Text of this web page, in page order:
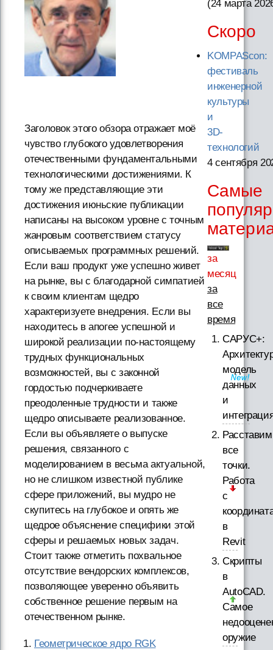
Заголовок этого обзора отражает моё
чувство глубокого удовлетворения
отечественными фундаментальными
технологическими достижениями. К
тому же представляющие эти
достижения июньские публикации
написаны на высоком уровне с точным
жанровым соответствием статусу
описываемых программных решений.
Если ваш продукт уже успешно живет
на рынке, вы с благодарной симпатией
к своим клиентам щедро
характеризуете внедрения. Если вы
находитесь в апогее успешной и
широкой реализации по-настоящему
трудных функциональных
возможностей, вы с законной
гордостью подчеркиваете
преодоленные трудности и также
щедро описываете реализованное.
Если вы объявляете о выпуске
решения, связанного с
моделированием в весьма актуальной,
но не слишком известной публике
сфере приложений, вы мудро не
скупитесь на глубокое и опять же
щедрое объяснение специфики этой
сферы и решаемых новых задач.
Стоит также отметить похвальное
отсутствие вендорских комплексов,
позволяющее уверенно объявить
собственное решение первым на
отечественном рынке.
Геометрическое ядро RGK
(24 марта
Скоро
KOMPAScon:
фестиваль
инженерной
культуры
и
3D-
технологий
4 сентября
Самые
за
месяц
за
все
время
САРУС+:
модель
данных
и
Расставим
все
точки.
Работа
с
в
Revit
Скрипты
в
AutoCAD.
Самое
оружие